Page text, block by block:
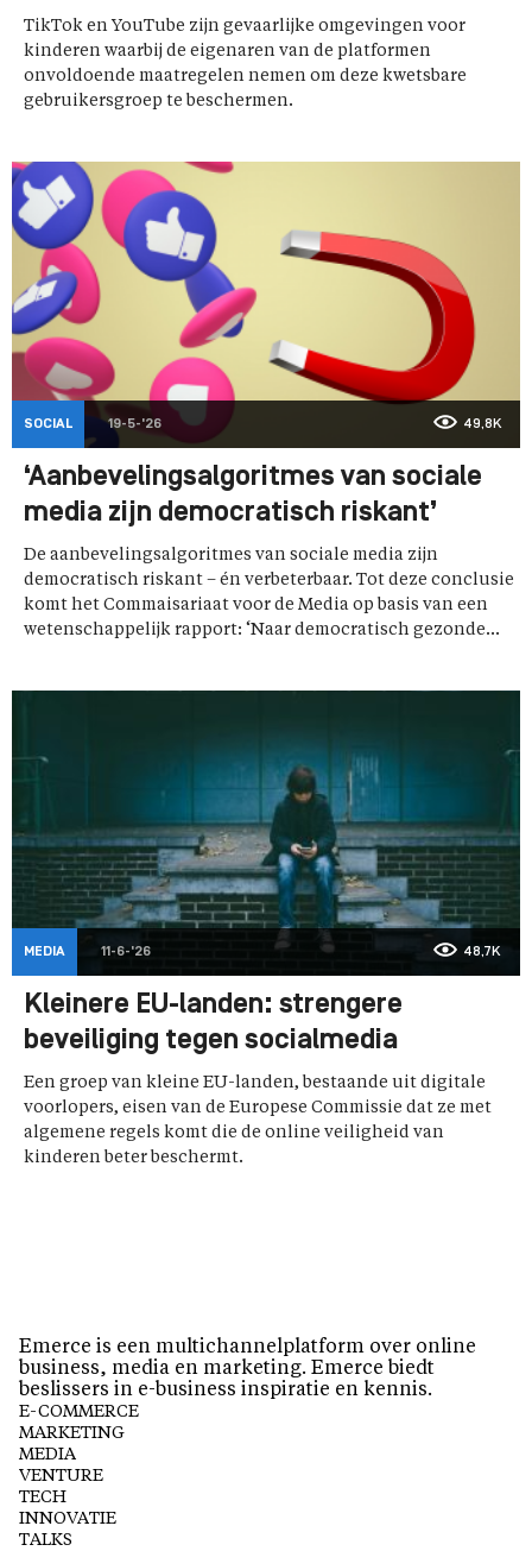
TikTok en YouTube zijn gevaarlijke omgevingen voor
kinderen waarbij de eigenaren van de platformen
onvoldoende maatregelen nemen om deze kwetsbare
gebruikersgroep te beschermen.
SOCIAL 19-5-'26 49,8K
‘Aanbevelingsalgoritmes van sociale
media zijn democratisch riskant’
De aanbevelingsalgoritmes van sociale media zijn
democratisch riskant – én verbeterbaar. Tot deze conclusie
komt het Commaisariaat voor de Media op basis van een
wetenschappelijk rapport: ‘Naar democratisch gezonde...
MEDIA 11-6-'26 48,7K
Kleinere EU-landen: strengere
beveiliging tegen socialmedia
Een groep van kleine EU-landen, bestaande uit digitale
voorlopers, eisen van de Europese Commissie dat ze met
algemene regels komt die de online veiligheid van
kinderen beter beschermt.
Emerce is een multichannelplatform over online
business, media en marketing. Emerce biedt
beslissers in e-business inspiratie en kennis.
E-COMMERCE
MARKETING
MEDIA
VENTURE
TECH
INNOVATIE
TALKS